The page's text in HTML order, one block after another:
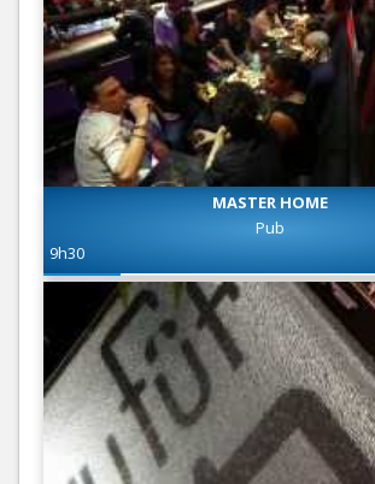
MASTER HOME
Pub
9h30